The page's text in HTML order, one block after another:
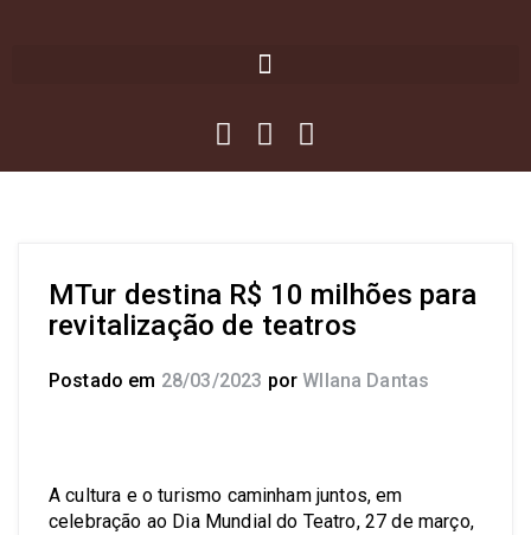
MTur destina R$ 10 milhões para
revitalização de teatros
Postado em 28/03/2023 por Wllana Dantas
A cultura e o turismo caminham juntos, em
celebração ao Dia Mundial do Teatro, 27 de março,